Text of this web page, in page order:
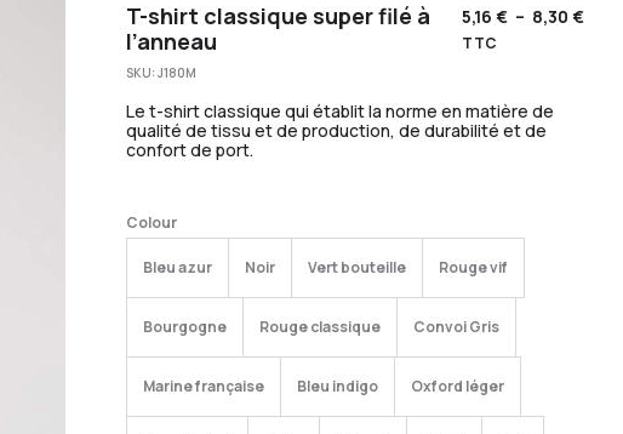
T-shirt classique super filé à
l’anneau
5,16€ – 8,30€
TTC
SKU:J180M
Le t-shirt classique qui établit la norme en matière de
qualité de tissu et de production, de durabilité et de
confort de port.
Colour
Bleu azur Noir Vert bouteille Rouge vif
Bourgogne Rouge classique Convoi Gris
Marine française Bleu indigo Oxford léger